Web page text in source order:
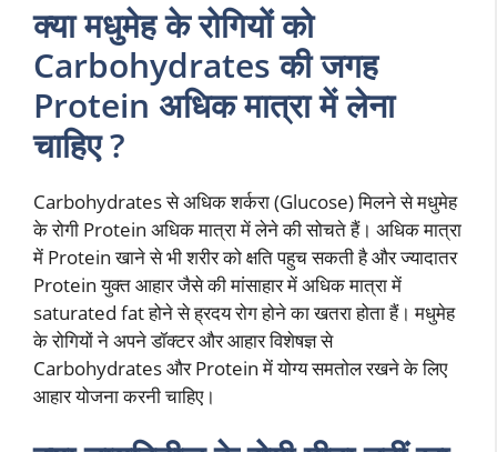
क्या मधुमेह के रोगियों को
Carbohydrates की जगह
Protein अधिक मात्रा में लेना
चाहिए ?
Carbohydrates से अधिक शर्करा (Glucose) मिलने से मधुमेह
के रोगी Protein अधिक मात्रा में लेने की सोचते हैं। अधिक मात्रा
में Protein खाने से भी शरीर को क्षति पहुच सकती है और ज्यादातर
Protein युक्त आहार जैसे की मांसाहार में अधिक मात्रा में
saturated fat होने से ह्रदय रोग होने का खतरा होता हैं। मधुमेह
के रोगियों ने अपने डॉक्टर और आहार विशेषज्ञ से
Carbohydrates और Protein में योग्य समतोल रखने के लिए
आहार योजना करनी चाहिए।